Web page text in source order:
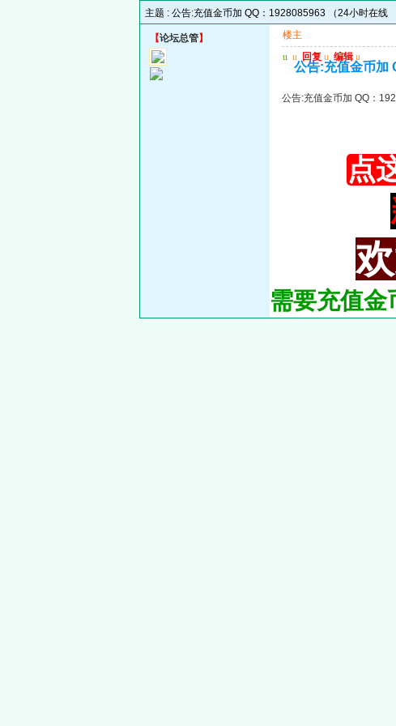
主题 : 公告:充值金币加 QQ：1928085963 （24小时在线
【论坛总管】
楼主
u u 回复 u 编辑 u
公告:充值金币加
公告:充值金币加 QQ：
点
需要充值金